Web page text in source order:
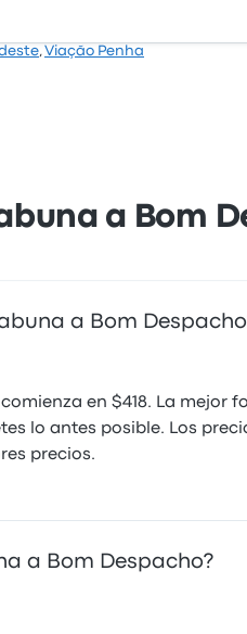
,Viação Penha
a Bom
a Bom
en $418. La mejor
lo antes posible. Los
precios.
a Bom Despacho?